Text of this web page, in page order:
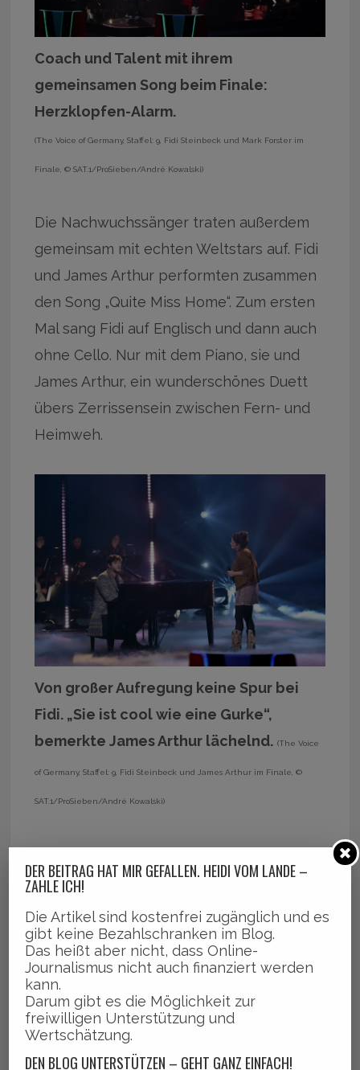
Coach und Talent mit ihrem
gemeinsamen Song beim Finale:
Herzklopfen-Alarm.
(The Voice of Germany, Staffel: 9, Fidi Steinbeck und Mark Forster im
Finale, © SAT.1/ProSieben/André Kowalski)
Die Nachwuchssänger traten außerdem
gemeinsam mit echten Weltstars auf. Fidi
und James Arthur performten zusammen
den Song „Quite Miss Home“. Zum ersten
Mal sang Fidi auf Englisch und dann auch
ohne Cello. Nur mit dem Piano, sie und
James Arthur, ein wunderschönes Duett
übers Zerrissensein zwischen Fern- und
Heimweh.
Von großer Aufregung keine Spur bei
Fidi. „Sie ist cool wie eine Gurke“,
bemerkte James Arthur lächelnd. (The Voice
of Germany, Staffel: 9, Fidi Steinbeck und James Arthur im Finale, ©
SAT.1/ProSieben/André Kowalski)
Finale von Hamburg nach Berlin am
Sonntag Nachmittag zur Unterstützung
an und die Jungs waren unfassbar stolz
auf ihre Sängerin.
DER BEITRAG HAT MIR GEFALLEN. HEIDI VOM LANDE –
ZAHLE ICH!
Die Artikel sind kostenfrei zugänglich und es
gibt keine Bezahlschranken im Blog.
Das heißt aber nicht, dass Online-
Journalismus nicht auch finanziert werden
kann.
Darum gibt es die Möglichkeit zur
freiwilligen Unterstützung und
Wertschätzung.
DEN BLOG UNTERSTÜTZEN – GEHT GANZ EINFACH!